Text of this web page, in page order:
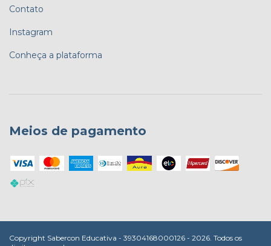
Contato
Instagram
Conheça a plataforma
Meios de pagamento
Copyright Sabercon Educativa - 39304168000126 - 2026. Todos os